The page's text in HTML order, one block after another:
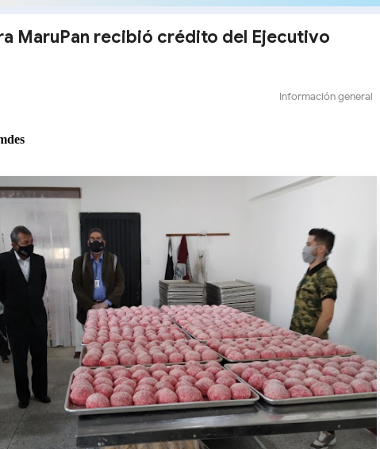
MaruPan recibió crédito del Ejecutivo
Información general